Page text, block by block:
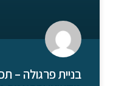
בניית פרגולה –